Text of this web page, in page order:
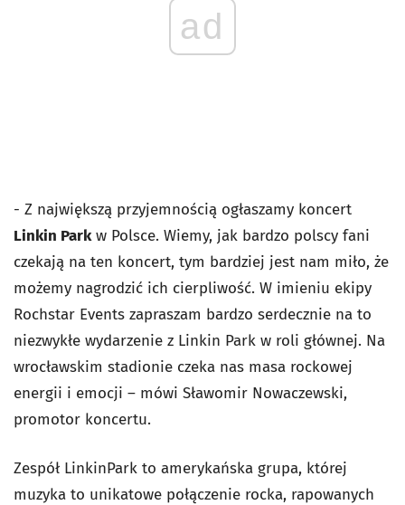
ad
- Z największą przyjemnością ogłaszamy koncert
Linkin Parkw Polsce. Wiemy, jak bardzo polscy fani
czekają na ten koncert, tym bardziej jest nam miło, że
możemy nagrodzić ich cierpliwość. W imieniu ekipy
Rochstar Events zapraszam bardzo serdecznie na to
niezwykłe wydarzenie z Linkin Park w roli głównej. Na
wrocławskim stadionie czeka nas masa rockowej
energii i emocji – mówi Sławomir Nowaczewski,
promotor koncertu.
Zespół LinkinPark to amerykańska grupa, której
muzyka to unikatowe połączenie rocka, rapowanych